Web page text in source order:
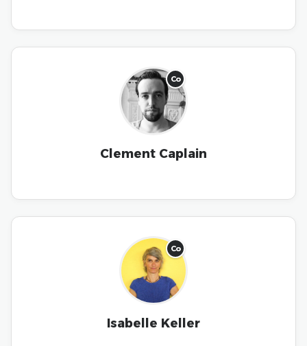
Co
Clement Caplain
Co
Isabelle Keller